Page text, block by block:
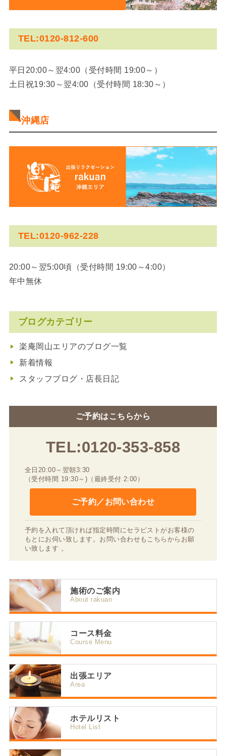
TEL:0120-812-600
平日20:00～翌4:00（受付時間 19:00～）
土日祝19:30～翌4:00（受付時間 18:30～）
•沖縄店
TEL:0120-962-228
20:00～翌5:00頃（受付時間 19:00～4:00）
年中無休
ブログカテゴリー
楽庵岡山エリアのブログ一覧
新着情報
スタッフブログ・店長日記
ご予約はこちらから
TEL:0120-353-858
全日20:00～翌朝3:30
（受付時間 19:30～)（最終受付 2:00）
ご予約／お問い合わせ
予約を入れて頂ければ指定時間にセラピストがお客様の
もとにお伺い致します。お問い合わせもこちらからお願
い致します 。
施術のご案内
About rakuan
コース料金
Course Menu
出張エリア
Area
ホテルリスト
Hotel List